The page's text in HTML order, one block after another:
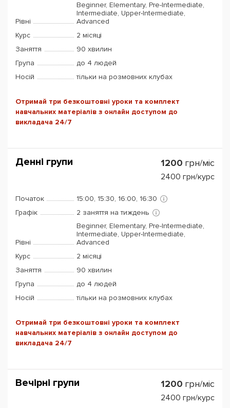
Рівні
Beginner, Elementary, Pre-Intermediate,
Intermediate, Upper-Intermediate,
Advanced
Курс
2 місяці
Заняття
90 хвилин
Група
до 4 людей
Носій
тільки на розмовних клубах
Отримай три безкоштовні уроки та комплект
навчальних матеріалів з онлайн доступом до
викладача 24/7
Денні групи 1200 грн/міс
2400 грн/курс
Початок
15:00, 15:30, 16:00, 16:30
Графік
2 заняття на тиждень
Рівні
Beginner, Elementary, Pre-Intermediate,
Intermediate, Upper-Intermediate,
Advanced
Курс
2 місяці
Заняття
90 хвилин
Група
до 4 людей
Носій
тільки на розмовних клубах
Отримай три безкоштовні уроки та комплект
навчальних матеріалів з онлайн доступом до
викладача 24/7
Вечірні групи 1200 грн/міс
2400 грн/курс